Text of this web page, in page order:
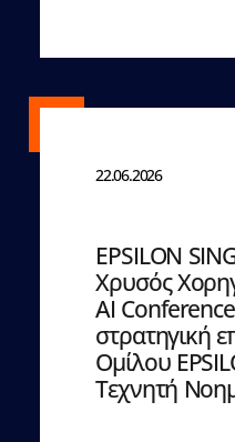
22.06.2026
EPSILON
Χρυσός
AI
στρατηγική
Ομίλου
Τεχνητή